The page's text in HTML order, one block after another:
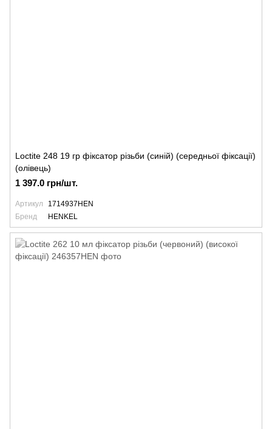
Loctite 248 19 гр фіксатор різьби (синій) (середньої фіксації)
(олівець)
1 397.0 грн/шт.
Артикул
1714937HEN
Бренд
HENKEL